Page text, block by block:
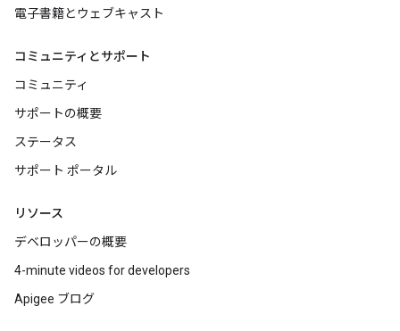
電子書籍とウェブキャスト
コミュニティとサポート
コミュニティ
サポートの概要
ステータス
サポート ポータル
リソース
デベロッパーの概要
4-minute videos for developers
Apigee ブログ